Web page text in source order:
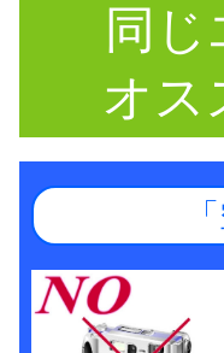
同
オス